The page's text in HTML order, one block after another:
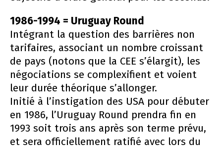
1986-1994 = Uruguay Round
Intégrant la question des barrières non
tarifaires, associant un nombre croissant
de pays (notons que la CEE s’élargit), les
négociations se complexifient et voient
leur durée théorique s’allonger.
Initié à l’instigation des USA pour débuter
en 1986, l’Uruguay Round prendra fin en
1993 soit trois ans après son terme prévu,
et sera officiellement ratifié avec lors du